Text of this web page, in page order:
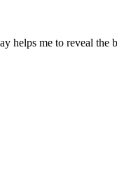
helps me to reveal the